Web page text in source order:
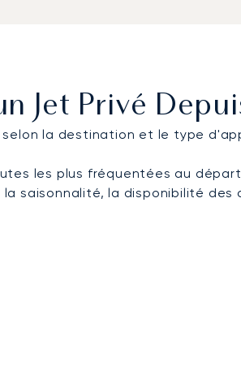
Jet Privé
la destination et le type
les plus fréquentées au
la saisonnalité, la disponibilité